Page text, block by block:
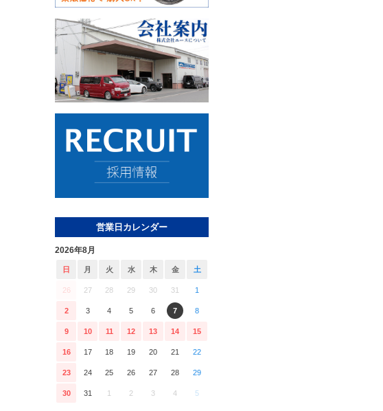
営業日カレンダー
2026年8月
日 月 火 水 木 金 土
26 27 28 29 30 31 1
2 3 4 5 6 7 8
9 10 11 12 13 14 15
16 17 18 19 20 21 22
23 24 25 26 27 28 29
30 31 1 2 3 4 5